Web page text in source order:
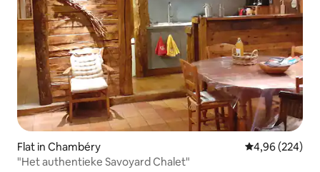
Flat in Chambéry Gemiddelde
4,96 (224)
"Het authentieke Savoyard Chalet"